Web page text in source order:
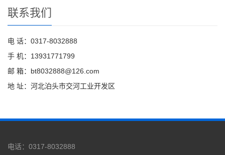
联系我们
电 话：0317-8032888
手 机：13931771799
邮 箱：bt8032888@126.com
地 址：河北泊头市交河工业开发区
电话：0317-8032888